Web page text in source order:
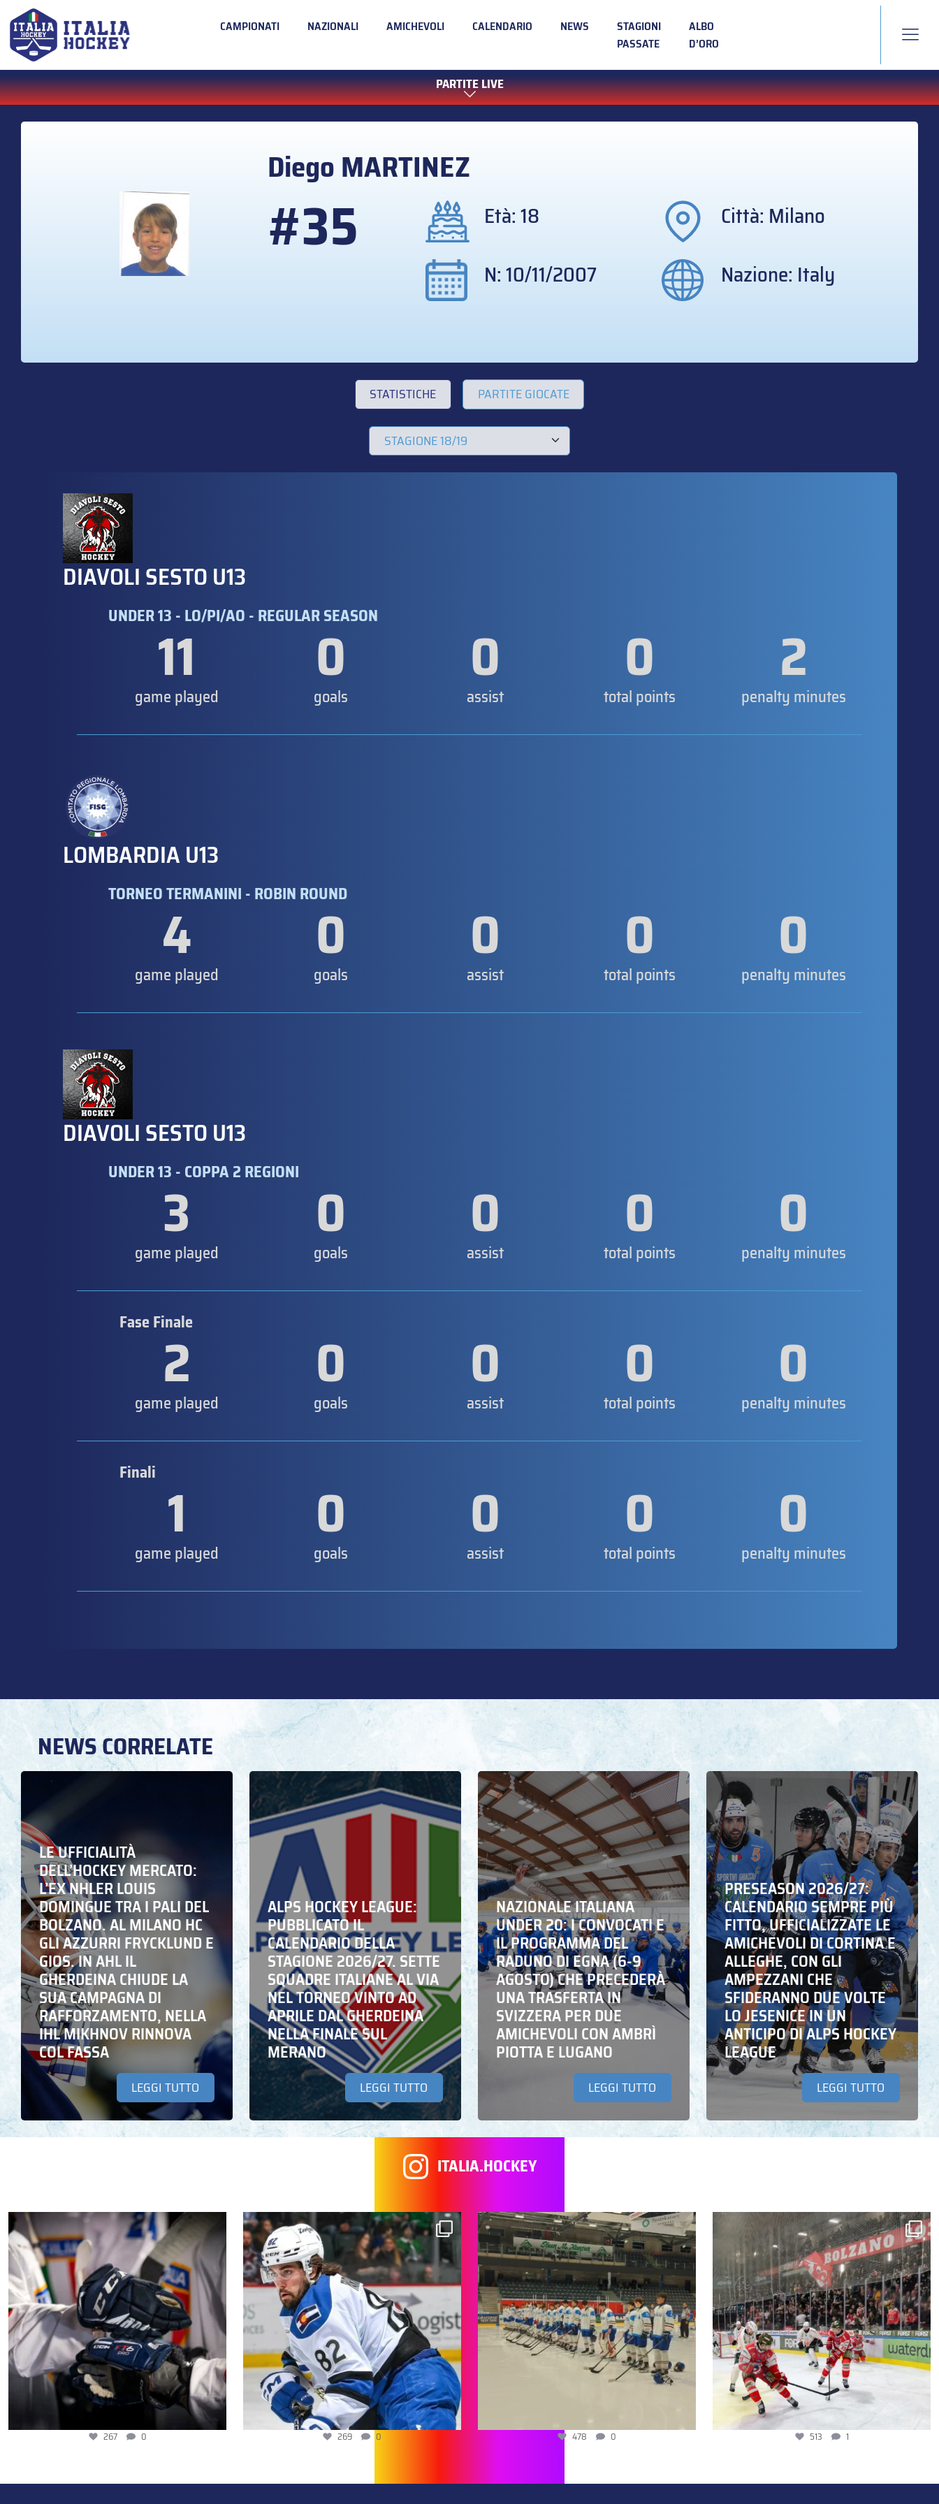
CAMPIONATI NAZIONALI AMICHEVOLI CALENDARIO NEWS
STAGIONI
PASSATE
ALBO
D’ORO
PARTITE LIVE
DiegoMARTINEZ
#35 Età: 18
Città: Milano
N: 10/11/2007
Nazione: Italy
STATISTICHE PARTITE GIOCATE
DIAVOLI SESTO U13
UNDER 13 - LO/PI/AO - REGULAR SEASON
11
game played 0
goals 0
assist 0
total points 2
penalty minutes
LOMBARDIA U13
TORNEO TERMANINI - ROBIN ROUND
4
game played 0
goals 0
assist 0
total points 0
penalty minutes
DIAVOLI SESTO U13
UNDER 13 - COPPA 2 REGIONI
3
game played 0
goals 0
assist 0
total points 0
penalty minutes
Fase Finale
2
game played 0
goals 0
assist 0
total points 0
penalty minutes
Finali 1
game played 0
goals 0
assist 0
total points 0
penalty minutes
NEWS CORRELATE
LE UFFICIALITÀ
DELL’HOCKEY MERCATO:
L’EX NHLER LOUIS
DOMINGUE TRA I PALI DEL
BOLZANO. AL MILANO HC
GLI AZZURRI FRYCKLUND E
GIOS. IN AHL IL
GHERDEINA CHIUDE LA
SUA CAMPAGNA DI
RAFFORZAMENTO, NELLA
IHL MIKHNOV RINNOVA
COL FASSA
LEGGI TUTTO
ALPS HOCKEY LEAGUE:
PUBBLICATO IL
CALENDARIO DELLA
STAGIONE 2026/27. SETTE
SQUADRE ITALIANE AL VIA
NEL TORNEO VINTO AD
APRILE DAL GHERDEINA
NELLA FINALE SUL
MERANO
LEGGI TUTTO
NAZIONALE ITALIANA
UNDER 20: I CONVOCATI E
IL PROGRAMMA DEL
RADUNO DI EGNA (6-9
AGOSTO) CHE PRECEDERÀ
UNA TRASFERTA IN
SVIZZERA PER DUE
AMICHEVOLI CON AMBRÌ
PIOTTA E LUGANO
LEGGI TUTTO
PRESEASON 2026/27:
CALENDARIO SEMPRE PIÙ
FITTO, UFFICIALIZZATE LE
AMICHEVOLI DI CORTINA E
ALLEGHE, CON GLI
AMPEZZANI CHE
SFIDERANNO DUE VOLTE
LO JESENICE IN UN
ANTICIPO DI ALPS HOCKEY
LEAGUE
LEGGI TUTTO
ITALIA.HOCKEY
267 0 269 0 478 0 513 1